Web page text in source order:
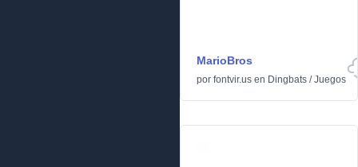
MarioBros
por fontvir.us en Dingbats /Juegos